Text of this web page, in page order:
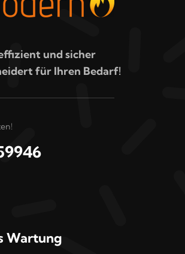
und sicher
für Ihren Bedarf!
Wartung